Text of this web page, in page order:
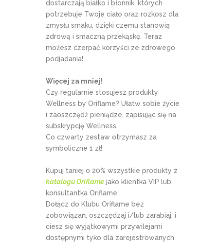
dostarczają białko i błonnik, których
potrzebuje Twoje ciało oraz rozkosz dla
zmysłu smaku, dzięki czemu stanowią
zdrową i smaczną przekąskę. Teraz
możesz czerpać korzyści ze zdrowego
podjadania!
Więcej za mniej!
Czy regularnie stosujesz produkty
Wellness by Oriflame? Ułatw sobie życie
i zaoszczędź pieniądze, zapisując się na
subskrypcję Wellness.
Co czwarty zestaw otrzymasz za
symboliczne 1 zł!
Kupuj taniej o 20% wszystkie produkty z
katalogu Oriflame jako klientka VIP lub
konsultantka Oriflame.
Dołącz do Klubu Oriflame bez
zobowiązań, oszczędzaj i/lub zarabiaj, i
ciesz się wyjątkowymi przywilejami
dostępnymi tyko dla zarejestrowanych